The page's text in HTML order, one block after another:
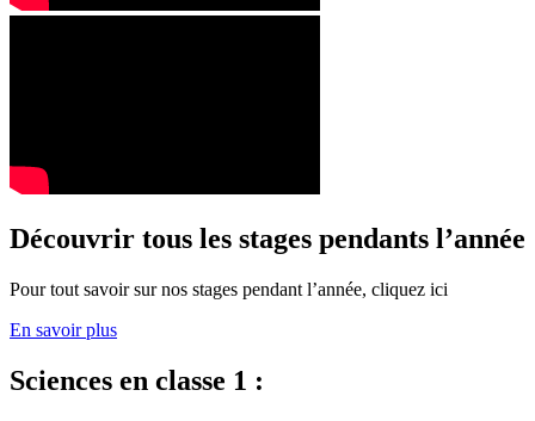
Découvrir tous les stages pendants l’année
Pour tout savoir sur nos stages pendant l’année, cliquez ici
En savoir plus
Sciences en classe 1 :